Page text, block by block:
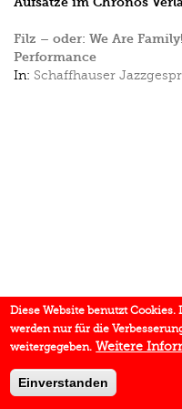
Filz – oder: We Are
Performance
In: Schaffhauser
Diese Website benutzt
werden nur für die
weitergegeben. Weitere
Einverstanden